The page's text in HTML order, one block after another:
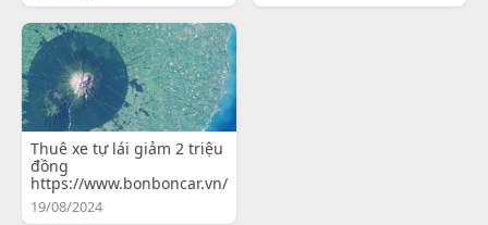
Thuê xe tự lái giảm 2 triệu
đồng
https://www.bonboncar.vn/
19/08/2024